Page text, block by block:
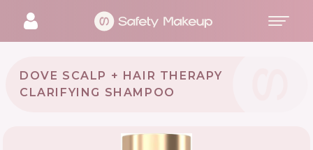
DOVE SCALP + HAIR THERAPY
CLARIFYING SHAMPOO